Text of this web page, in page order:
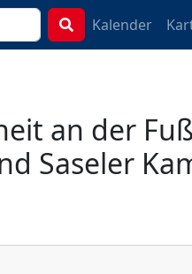
Kalender
an der
Saseler